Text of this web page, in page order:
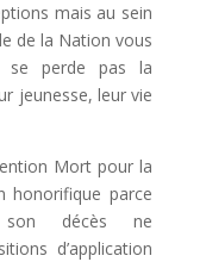
mais au sein
de la Nation vous
se perde pas la
jeunesse, leur vie
Mort pour la
honorifique parce
décès ne
d’application